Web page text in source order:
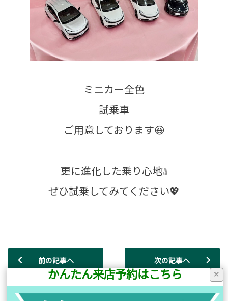
ミニカー全色
試乗車
ご用意しております😆
更に進化した乗り心地❕❕
ぜひ試乗してみてください💖
前の記事へ
店舗ブログ一覧に戻る
次の記事へ
×
かんたん来店予約はこちら